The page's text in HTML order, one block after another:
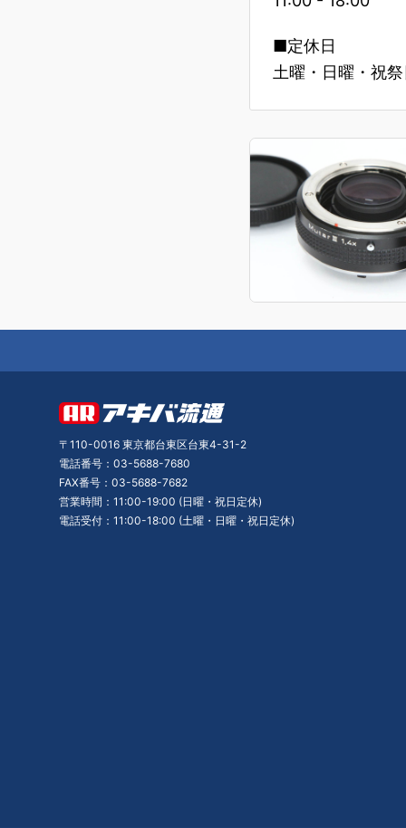
■定休日
土曜・日曜・祝
〒110-0016 東京都台東区台東4-31-2
電話番号：03-5688-7680
FAX番号：03-5688-7682
営業時間：11:00-19:00 (日曜・祝日定休)
電話受付：11:00-18:00 (土曜・日曜・祝日定休)